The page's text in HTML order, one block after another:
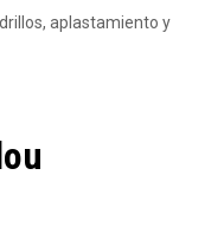
aplastamiento y